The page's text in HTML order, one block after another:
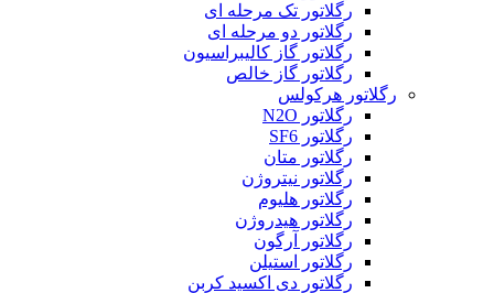
رگلاتور تک مرحله ای
رگلاتور دو مرحله ای
رگلاتور گاز کالیبراسیون
رگلاتور گاز خالص
رگلاتور هرکولس
رگلاتور N2O
رگلاتور SF6
رگلاتور متان
رگلاتور نیتروژن
رگلاتور هلیوم
رگلاتور هیدروژن
رگلاتور آرگون
رگلاتور استیلن
رگلاتور دی اکسید کربن